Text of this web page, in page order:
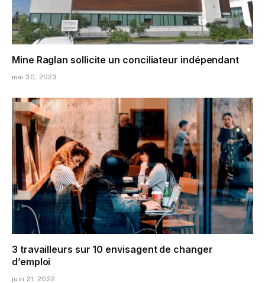
Mine Raglan sollicite un conciliateur indépendant
mai 30, 2023
3 travailleurs sur 10 envisagent de changer
d’emploi
juin 21, 2022